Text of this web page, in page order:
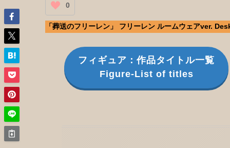
0
「葬送のフリーレン」 フリーレン ルームウェアver.
フィギュア：作品タイトル一覧
Figure-List of titles